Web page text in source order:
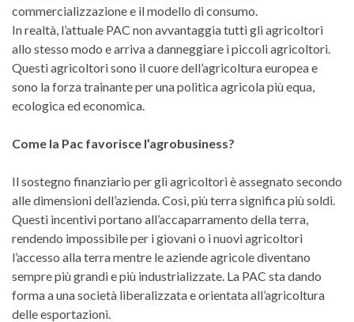
commercializzazione e il modello di consumo.
In realtà, l’attuale PAC non avvantaggia tutti gli agricoltori
allo stesso modo e arriva a danneggiare i piccoli agricoltori.
Questi agricoltori sono il cuore dell’agricoltura europea e
sono la forza trainante per una politica agricola più equa,
ecologica ed economica.
Come la Pac favorisce l’agrobusiness?
Il sostegno finanziario per gli agricoltori è assegnato secondo
alle dimensioni dell’azienda. Così, più terra significa più soldi.
Questi incentivi portano all’accaparramento della terra,
rendendo impossibile per i giovani o i nuovi agricoltori
l’accesso alla terra mentre le aziende agricole diventano
sempre più grandi e più industrializzate. La PAC sta dando
forma a una società liberalizzata e orientata all’agricoltura
delle esportazioni.